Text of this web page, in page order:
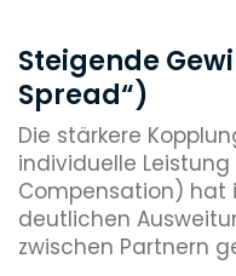
Steigende
Spread“)
Die stärkere
individuelle
Compensation) hat
deutlichen
zwischen Partnern